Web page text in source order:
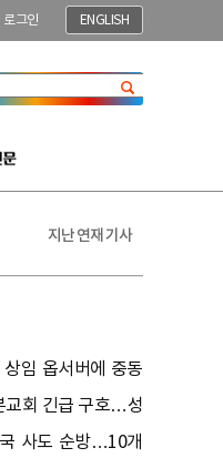
로그인 ENGLISH
지난 연재 기사
임 옵서버에 중동
교회 긴급 구호…성
사도 순방…10개